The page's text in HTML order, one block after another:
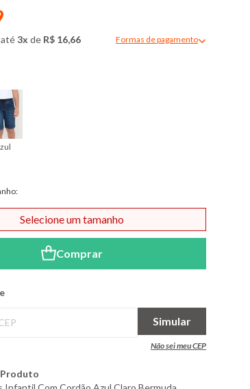
até3x de R$ 16,66 Formas de pagamento
Comprar
Selecione um tamanho
Simular
Não sei meu CEP